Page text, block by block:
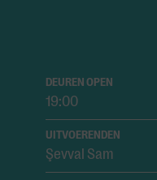
DEUREN OPEN
19:00
UITVOERENDEN
Şevval Sam